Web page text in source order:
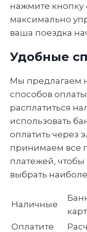
нажмите кнопку
максимально
ваша поездка
Удобные
Мы предлагаем
способов
расплатиться
использовать
оплатить через
принимаем все
платежей,
выбрать
Наличные
Оплатите